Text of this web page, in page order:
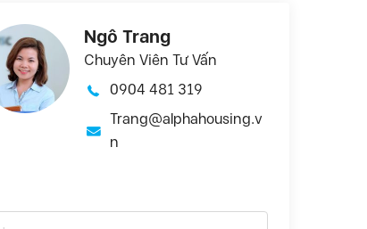
Ngô Trang
Chuyên Viên Tư Vấn
0904 481 319
Trang@alphahousing.v
n